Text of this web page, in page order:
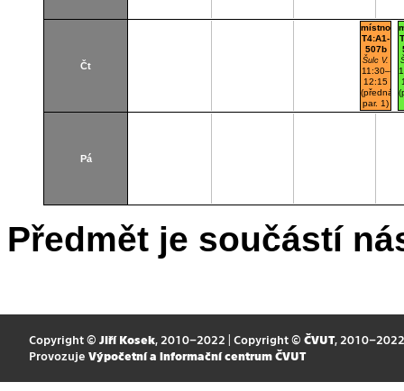
Čt
místnost
T4:A1-
507b
Šulc V.
11:30–
12:15
par. 1)
Dejvice
Pá
Předmět je součástí
Copyright © Jiří Kosek, 2010–2022 | Copyright © ČVUT, 2010–2022
Provozuje Výpočetní a informační centrum ČVUT